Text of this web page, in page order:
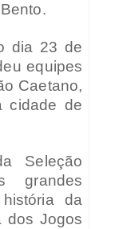
dia 23 de
equipes
Caetano,
cidade de
Seleção
grandes
da
dos Jogos